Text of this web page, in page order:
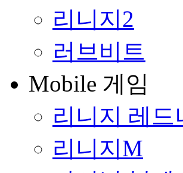
리니지2
러브비트
Mobile 게임
리니지 레드
리니지M